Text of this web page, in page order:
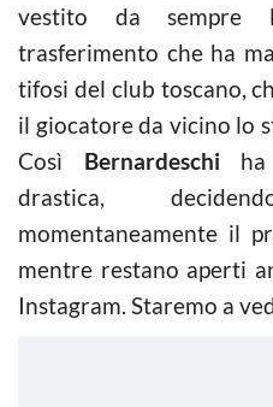
vestito da sempre
trasferimento che ha
tifosi del club toscano,
il giocatore da vicino lo
Così Bernardeschi ha
drastica,
momentaneamente il
mentre restano aperti
Instagram. Staremo a